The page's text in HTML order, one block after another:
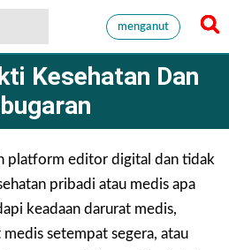
menganut
Kesehatan Dan
platform editor digital dan tidak
pribadi atau medis apa
keadaan darurat medis,
setempat segera, atau